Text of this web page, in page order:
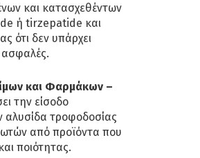
και κατασχεθέντων
ή tirzepatide και
ότι δεν υπάρχει
ασφαλές.
και Φαρμάκων –
την είσοδο
τροφοδοσίας
από προϊόντα που
ποιότητας.